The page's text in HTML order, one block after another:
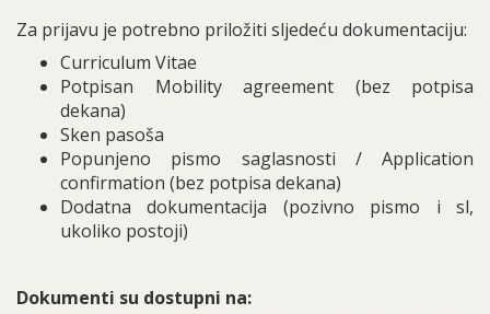
Za prijavu je potrebno priložiti sljedeću dokumentaciju:
Curriculum Vitae
Potpisan Mobility agreement (bez potpisa
dekana)
Sken pasoša
Popunjeno pismo saglasnosti / Application
confirmation (bez potpisa dekana)
Dodatna dokumentacija (pozivno pismo i sl,
ukoliko postoji)
Dokumenti su dostupni na: